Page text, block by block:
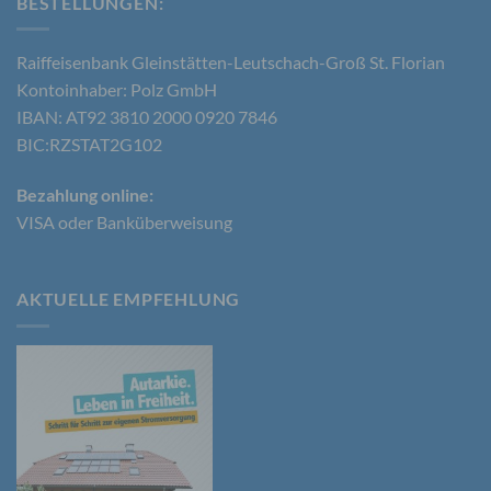
Raiffeisenbank Gleinstätten-Leutschach-Groß St. Florian
Kontoinhaber: Polz GmbH
IBAN: AT92 3810 2000 0920 7846
BIC:RZSTAT2G102
Bezahlung online:
VISA oder Banküberweisung
AKTUELLE EMPFEHLUNG
b) betroffene Person
Betroffene Person ist jede identifizierte oder
identifizierbare natürliche Person, deren
personenbezogene Daten von dem für die
Verarbeitung Verantwortlichen verarbeitet werden.
c) Verarbeitung
automatisierter Verfahren ausgeführte Vorgang
oder jede solche Vorgangsreihe im
Zusammenhang mit personenbezogenen Daten
wie das Erheben, das Erfassen, die Organisation,
das Ordnen, die Speicherung, die Anpassung oder
Veränderung, das Auslesen, das Abfragen, die
Verwendung, die Offenlegung durch Übermittlung,
Verbreitung oder eine andere Form der
Bereitstellung, den Abgleich oder die Verknüpfung,
die Einschränkung, das Löschen oder die